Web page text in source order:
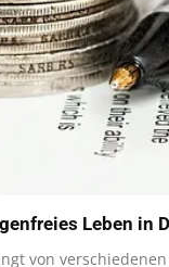
Leben in
von